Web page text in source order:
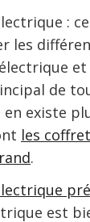
:
les
et
de
existe
les
.
est